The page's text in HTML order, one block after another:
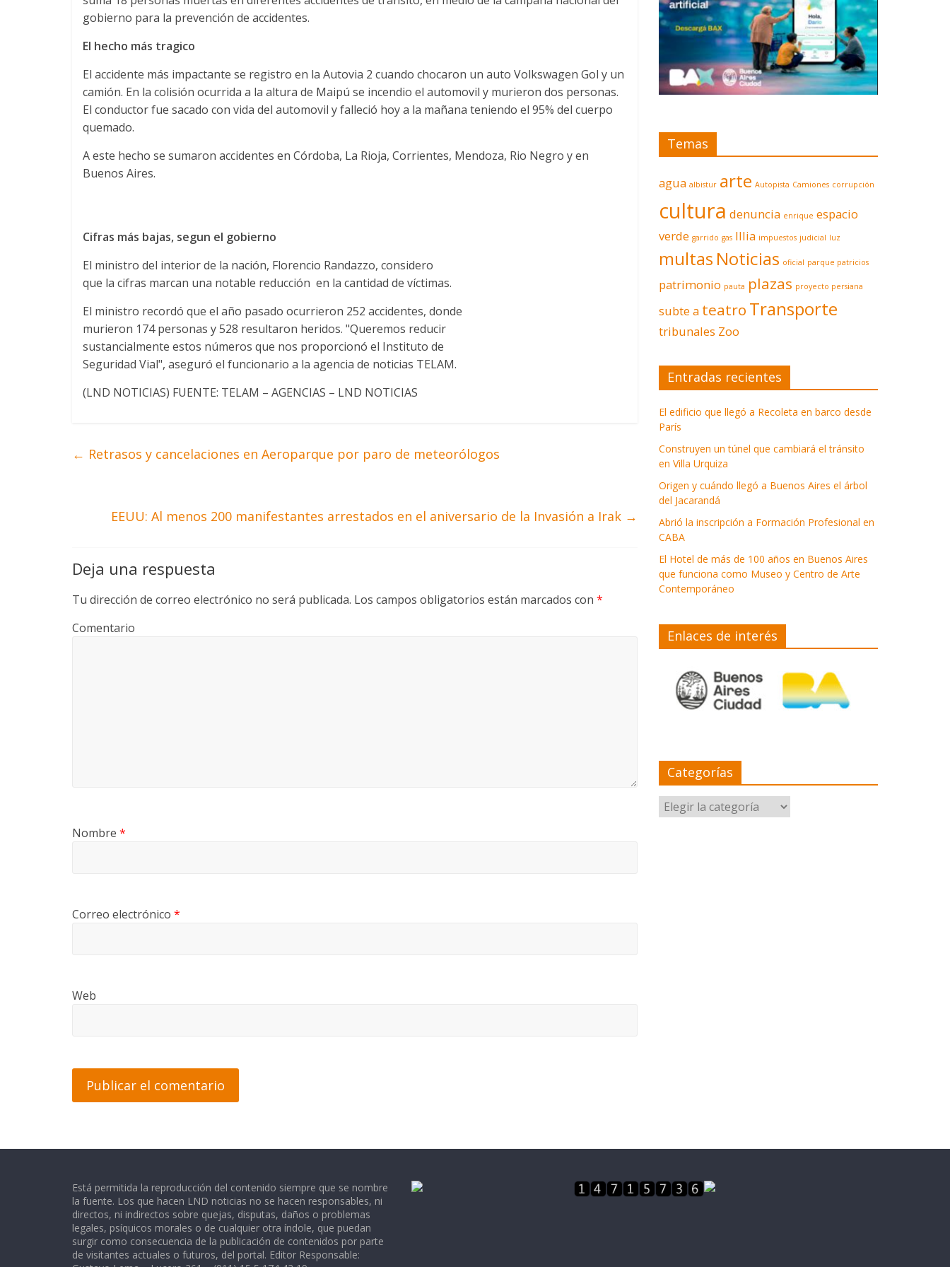
gobierno para la prevención de accidentes.
El hecho más tragico
El accidente más impactante se registro en la Autovia 2 cuando chocaron un auto Volkswagen Gol y un
camión. En la colisión ocurrida a la altura de Maipú se incendio el automovil y murieron dos personas.
El conductor fue sacado con vida del automovil y falleció hoy a la mañana teniendo el 95% del cuerpo
quemado.
A este hecho se sumaron accidentes en Córdoba, La Rioja, Corrientes, Mendoza, Rio Negro y en
Buenos Aires.
Cifras más bajas, segun el gobierno
El ministro del interior de la nación, Florencio Randazzo, considero
que la cifras marcan una notable reducción en la cantidad de víctimas.
El ministro recordó que el año pasado ocurrieron 252 accidentes, donde
murieron 174 personas y 528 resultaron heridos. "Queremos reducir
sustancialmente estos números que nos proporcionó el Instituto de
Seguridad Vial", aseguró el funcionario a la agencia de noticias TELAM.
(LND NOTICIAS) FUENTE: TELAM – AGENCIAS – LND NOTICIAS
← Retrasos y cancelaciones en Aeroparque por paro de meteorólogos
EEUU: Al menos 200 manifestantes arrestados en el aniversario de la Invasión a Irak →
Deja una respuesta
Tu dirección de correo electrónico no será publicada. Los campos obligatorios están marcados con *
Comentario
Nombre *
Correo electrónico *
Web
Temas
agua albistur arte Autopista Camiones corrupción
cultura denuncia enrique espacio
verde garrido gas Illia impuestos judicial luz
multas Noticias oficial parque patricios
patrimonio pauta plazas proyecto persiana
subte a teatro Transporte
tribunales Zoo
Entradas recientes
El edificio que llegó a Recoleta en barco desde
París
Construyen un túnel que cambiará el tránsito
en Villa Urquiza
Origen y cuándo llegó a Buenos Aires el árbol
del Jacarandá
Abrió la inscripción a Formación Profesional en
CABA
El Hotel de más de 100 años en Buenos Aires
que funciona como Museo y Centro de Arte
Contemporáneo
Enlaces de interés
Categorías
Categorías
Está permitida la reproducción del contenido siempre que se nombre
la fuente. Los que hacen LND noticias no se hacen responsables, ni
directos, ni indirectos sobre quejas, disputas, daños o problemas
legales, psíquicos morales o de cualquier otra índole, que puedan
surgir como consecuencia de la publicación de contenidos por parte
de visitantes actuales o futuros, del portal. Editor Responsable: